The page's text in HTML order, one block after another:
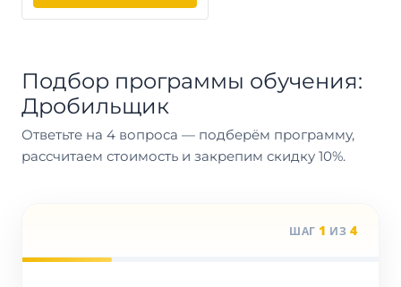
Подбор программы обучения:
Дробильщик
Ответьте на 4 вопроса — подберём программу,
рассчитаем стоимость и закрепим скидку 10%.
ШАГ 1 ИЗ 4